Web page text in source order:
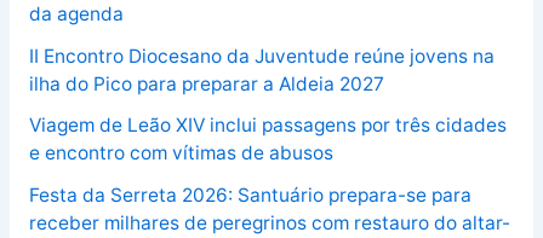
da agenda
II Encontro Diocesano da Juventude reúne jovens na
ilha do Pico para preparar a Aldeia 2027
Viagem de Leão XIV inclui passagens por três cidades
e encontro com vítimas de abusos
Festa da Serreta 2026: Santuário prepara-se para
receber milhares de peregrinos com restauro do altar-